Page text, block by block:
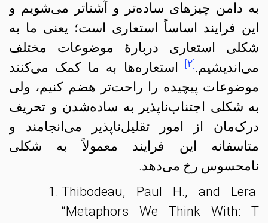
به دامن چیزهای ساده‌تر و آشناتر می‌شویم و
این فرایند اساساً استعاری است؛ یعنی ما به
شکلی استعاری دربارهٔ موضوعات مختلف
می‌اندیشیم.[۲]
استعاره‌ها به ما کمک می‌کنند
موضوعات پیچیده را راحت‌تر هضم کنیم، ولی
به شکلی اجتناب‌ناپذیر به ساده‌‌شدن و تحریف
درک‌مان از امور تقلیل‌ناپذیر می‌انجامند و
متاسفانه این فرایند معمولاً به شکلی
نامحسوس رخ می‌دهد.
Thibodeau, Paul H., and Lera
“Metaphors We Think With: